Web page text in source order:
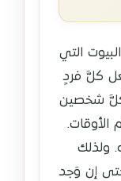
التي
كلَّ فردٍ
كلَّ شخصين
ولذلك
إن وَجد